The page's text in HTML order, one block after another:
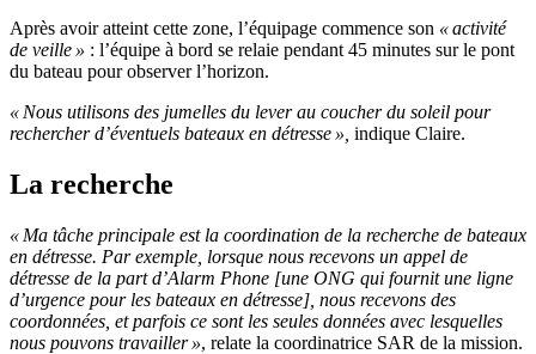
Après avoir atteint cette zone, l’équipage commence son « activité
de veille » : l’équipe à bord se relaie pendant 45 minutes sur le pont
du bateau pour observer l’horizon.
« Nous utilisons des jumelles du lever au coucher du soleil pour
rechercher d’éventuels bateaux en détresse », indique Claire.
La recherche
« Ma tâche principale est la coordination de la recherche de bateaux
en détresse. Par exemple, lorsque nous recevons un appel de
détresse de la part d’Alarm Phone [une ONG qui fournit une ligne
d’urgence pour les bateaux en détresse], nous recevons des
coordonnées, et parfois ce sont les seules données avec lesquelles
nous pouvons travailler », relate la coordinatrice SAR de la mission.